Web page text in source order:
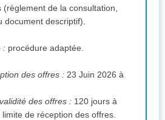
de la consultation,
document descriptif).
: procédure adaptée.
des offres : 23 Juin 2026 à
des offres : 120 jours à
compter de la date limite de réception des offres.